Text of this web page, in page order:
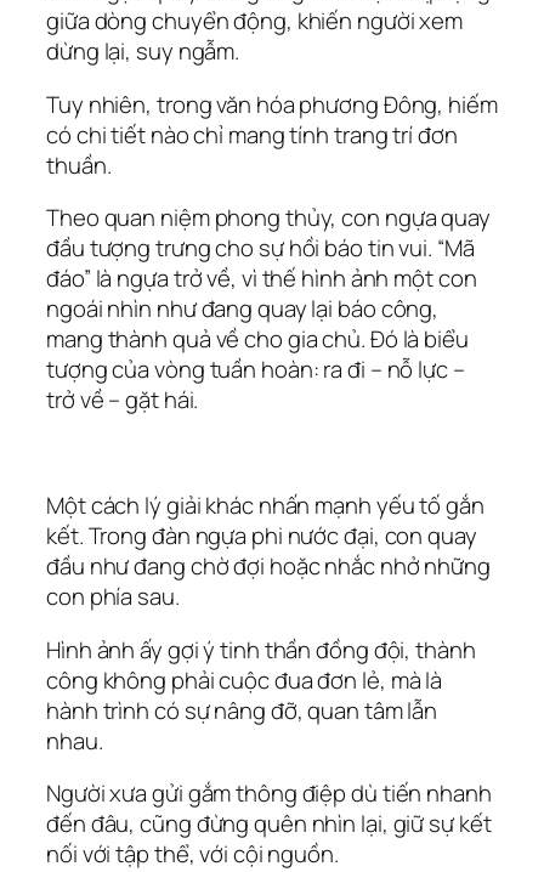
giữa dòng chuyển động, khiến người xem
dừng lại, suy ngẫm.
Tuy nhiên, trong văn hóa phương Đông, hiếm
có chi tiết nào chỉ mang tính trang trí đơn
thuần.
Theo quan niệm phong thủy, con ngựa quay
đầu tượng trưng cho sự hồi báo tin vui. “Mã
đáo” là ngựa trở về, vì thế hình ảnh một con
ngoái nhìn như đang quay lại báo công,
mang thành quả về cho gia chủ. Đó là biểu
tượng của vòng tuần hoàn: ra đi – nỗ lực –
trở về – gặt hái.
Một cách lý giải khác nhấn mạnh yếu tố gắn
kết. Trong đàn ngựa phi nước đại, con quay
đầu như đang chờ đợi hoặc nhắc nhở những
con phía sau.
Hình ảnh ấy gợi ý tinh thần đồng đội, thành
công không phải cuộc đua đơn lẻ, mà là
hành trình có sự nâng đỡ, quan tâm lẫn
nhau.
Người xưa gửi gắm thông điệp dù tiến nhanh
đến đâu, cũng đừng quên nhìn lại, giữ sự kết
nối với tập thể, với cội nguồn.